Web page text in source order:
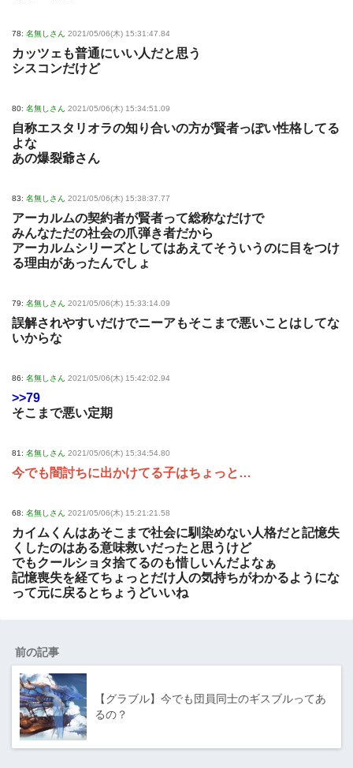
78: 名無しさん 2021/05/06(木) 15:31:47.84
カッツェも普通にいい人だと思う
シスコンだけど
80: 名無しさん 2021/05/06(木) 15:34:51.09
自称エスタリオラの知り合いの方が賢者っぽい性格してる
よな
あの爆裂爺さん
83: 名無しさん 2021/05/06(木) 15:38:37.77
アーカルムの契約者が賢者って総称なだけで
みんなただの社会の爪弾き者だから
アーカルムシリーズとしてはあえてそういうのに目をつけ
る理由があったんでしょ
79: 名無しさん 2021/05/06(木) 15:33:14.09
誤解されやすいだけでニーアもそこまで悪いことはしてな
いからな
86: 名無しさん 2021/05/06(木) 15:42:02.94
>>79
そこまで悪い定期
81: 名無しさん 2021/05/06(木) 15:34:54.80
今でも闇討ちに出かけてる子はちょっと…
68: 名無しさん 2021/05/06(木) 15:21:21.58
カイムくんはあそこまで社会に馴染めない人格だと記憶失
くしたのはある意味救いだったと思うけど
でもクールショタ捨てるのも惜しいんだよなぁ
記憶喪失を経てちょっとだけ人の気持ちがわかるようにな
って元に戻るとちょうどいいね
前の記事
【グラブル】今でも団員同士のギスブルってあ
るの？